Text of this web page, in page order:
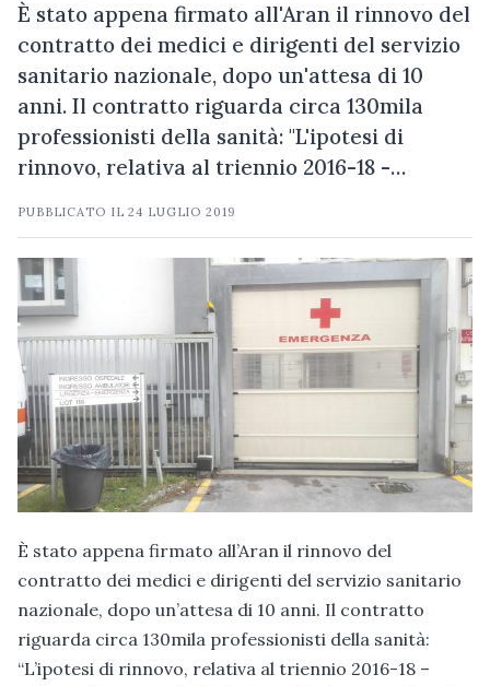
È stato appena firmato all'Aran il rinnovo del
contratto dei medici e dirigenti del servizio
sanitario nazionale, dopo un'attesa di 10
anni. Il contratto riguarda circa 130mila
professionisti della sanità: "L'ipotesi di
rinnovo, relativa al triennio 2016-18 -…
PUBBLICATO IL24 LUGLIO 2019
È stato appena firmato all’Aran il rinnovo del
contratto dei medici e dirigenti del servizio sanitario
nazionale, dopo un’attesa di 10 anni. Il contratto
riguarda circa 130mila professionisti della sanità:
“L’ipotesi di rinnovo, relativa al triennio 2016-18 –